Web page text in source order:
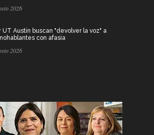
2026
UT Austin buscan "devolver la voz" a
con afasia
2026